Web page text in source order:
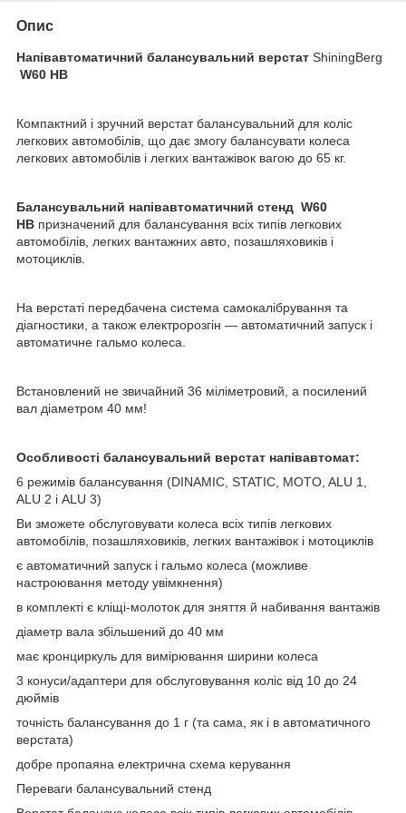
Опис
Напівавтоматичний балансувальний верстат ShiningBerg
W60 НВ
Компактний і зручний верстат балансувальний для коліс
легкових автомобілів, що дає змогу балансувати колеса
легкових автомобілів і легких вантажівок вагою до 65 кг.
Балансувальний напівавтоматичний стенд W60
HB призначений для балансування всіх типів легкових
автомобілів, легких вантажних авто, позашляховиків і
мотоциклів.
На верстаті передбачена система самокалібрування та
діагностики, а також електророзгін — автоматичний запуск і
автоматичне гальмо колеса.
Встановлений не звичайний 36 міліметровий, а посилений
вал діаметром 40 мм!
Особливості балансувальний верстат напівавтомат:
6 режимів балансування (DINAMIC, STATIC, MOTO, ALU 1,
ALU 2 і ALU 3)
Ви зможете обслуговувати колеса всіх типів легкових
автомобілів, позашляховиків, легких вантажівок і мотоциклів
є автоматичний запуск і гальмо колеса (можливе
настроювання методу увімкнення)
в комплекті є кліщі-молоток для зняття й набивання вантажів
діаметр вала збільшений до 40 мм
має кронциркуль для вимірювання ширини колеса
3 конуси/адаптери для обслуговування коліс від 10 до 24
дюймів
точність балансування до 1 г (та сама, як і в автоматичного
верстата)
добре пропаяна електрична схема керування
Переваги балансувальний стенд